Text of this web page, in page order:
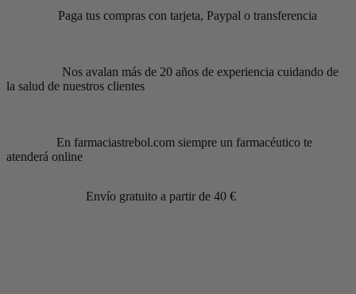
Paga tus compras con tarjeta, Paypal o transferencia
Nos avalan más de 20 años de experiencia cuidando de
la salud de nuestros clientes
En farmaciastrebol.com siempre un farmacéutico te
atenderá online
Envío gratuito a partir de 40 €